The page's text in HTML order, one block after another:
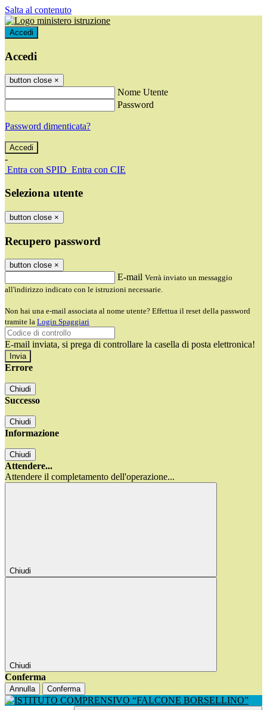
Salta al contenuto
Accedi
Accedi
button close ×
Nome Utente
Password
Password dimenticata?
-
Entra con SPID Entra con CIE
Seleziona utente
button close ×
Recupero password
button close ×
E-mail Verrà inviato un messaggio
all'indirizzo indicato con le istruzioni necessarie.
Non hai una e-mail associata al nome utente? Effettua il reset della password
tramite la Login Spaggiari
E-mail inviata, si prega di controllare la casella di posta elettronica!
Errore
Chiudi
Successo
Chiudi
Informazione
Chiudi
Attendere...
Attendere il completamento dell'operazione...
Chiudi
Chiudi
Conferma
Annulla Conferma